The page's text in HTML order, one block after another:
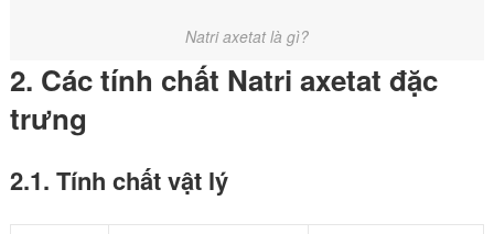
Natri axetat là gì?
2. Các tính chất Natri axetat đặc
trưng
2.1. Tính chất vật lý